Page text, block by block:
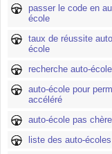
passer le code en
école
taux de réussite
école
recherche auto-école
auto-école pour
accéléré
auto-école pas chère
liste des auto-écoles